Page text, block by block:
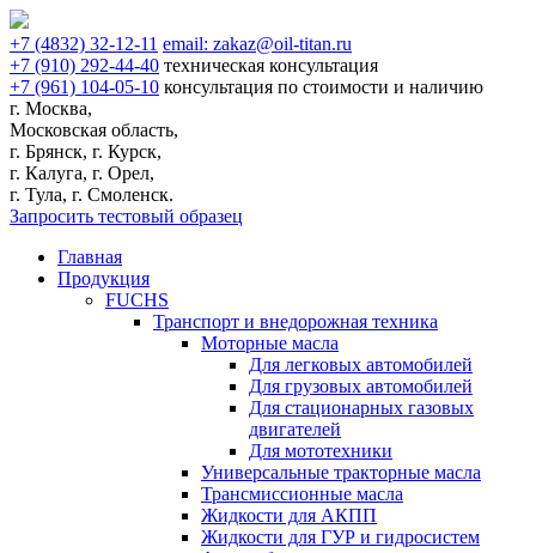
+7 (4832) 32-12-11 email: zakaz@oil-titan.ru
+7 (910) 292-44-40 техническая консультация
+7 (961) 104-05-10 консультация по стоимости и наличию
г. Москва,
Московская область,
г. Брянск, г. Курск,
г. Калуга, г. Орел,
г. Тула, г. Смоленск.
Запросить тестовый образец
Главная
Продукция
FUCHS
Транспорт и внедорожная техника
Моторные масла
Для легковых автомобилей
Для грузовых автомобилей
Для стационарных газовых
двигателей
Для мототехники
Универсальные тракторные масла
Трансмиссионные масла
Жидкости для АКПП
Жидкости для ГУР и гидросистем